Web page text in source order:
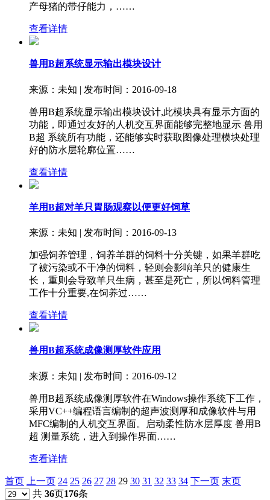
产母猪的带仔能力，……
查看详情
兽用B超系统显示输出模块设计
来源：未知 | 发布时间：2016-09-18
兽用B超系统显示输出模块设计,此模块具有显示方面的
功能，即通过友好的人机交互界面能够完整地显示 兽用
B超 系统所有功能，还能够实时获取图像处理模块处理
好的防水层轮廓位置……
查看详情
羊用B超对羊只胃肠观察以便更好饲草
来源：未知 | 发布时间：2016-09-13
加强饲养管理，饲养羊群的饲料十分关键，如果羊群吃
了被污染或不干净的饲料，轻则会影响羊只的健康生
长，重则会导致羊只生病，甚至是死亡，所以饲料管理
工作十分重要,在饲养过……
查看详情
兽用B超系统成像测厚软件应用
来源：未知 | 发布时间：2016-09-12
兽用B超系统成像测厚软件在Windows操作系统下工作，
采用VC++编程语言编制的超声波测厚和成像软件与用
MFC编制的人机交互界面。启动柔性防水层厚度 兽用B
超 测量系统，进入到操作界面……
查看详情
首页 上一页 24 25 26 27 28 29 30 31 32 33 34 下一页 末页
共 36页176条